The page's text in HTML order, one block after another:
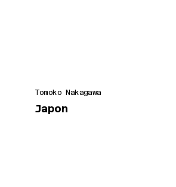
Tomoko Nakagawa
Japon